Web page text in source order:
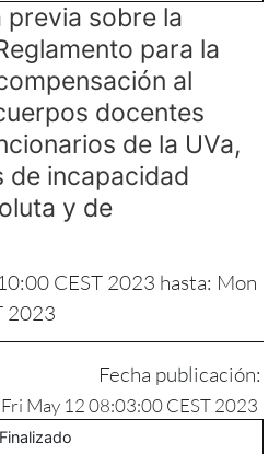
previa sobre la
para la
al
docentes
de la UVa,
de incapacidad
y de
CEST 2023 hasta: Mon
2023
Fecha publicación:
Fri May 12 08:03:00 CEST 2023
Finalizado